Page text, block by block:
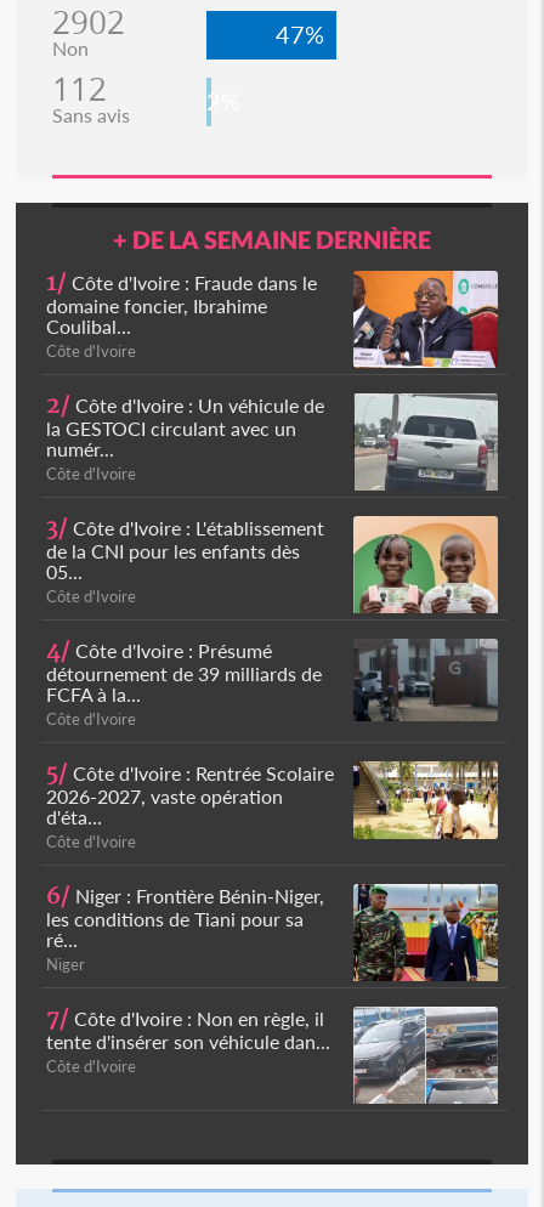
2902
Non 47%
112
Sans avis 2%
+ DE LA SEMAINE DERNIÈRE
1/ Côte d'Ivoire : Fraude dans le
domaine foncier, Ibrahime
Coulibal...
Côte d'Ivoire
2/ Côte d'Ivoire : Un véhicule de
la GESTOCI circulant avec un
numér...
Côte d'Ivoire
3/ Côte d'Ivoire : L'établissement
de la CNI pour les enfants dès
05...
Côte d'Ivoire
4/ Côte d'Ivoire : Présumé
détournement de 39 milliards de
FCFA à la...
Côte d'Ivoire
5/ Côte d'Ivoire : Rentrée Scolaire
2026-2027, vaste opération
d'éta...
Côte d'Ivoire
6/ Niger : Frontière Bénin-Niger,
les conditions de Tiani pour sa
ré...
Niger
7/ Côte d'Ivoire : Non en règle, il
tente d'insérer son véhicule dan...
Côte d'Ivoire